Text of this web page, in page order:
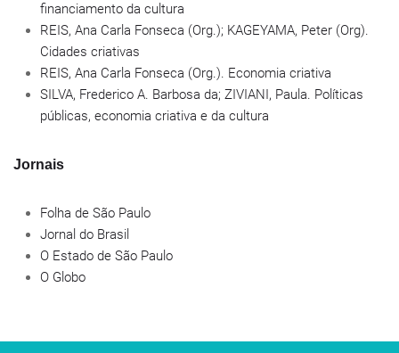
financiamento da cultura
REIS, Ana Carla Fonseca (Org.); KAGEYAMA, Peter (Org).
Cidades criativas
REIS, Ana Carla Fonseca (Org.). Economia criativa
SILVA, Frederico A. Barbosa da; ZIVIANI, Paula. Políticas
públicas, economia criativa e da cultura
Jornais
Folha de São Paulo
Jornal do Brasil
O Estado de São Paulo
O Globo